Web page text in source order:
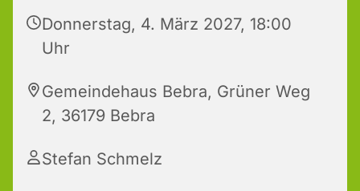
Donnerstag, 4. März 2027, 18:00
Uhr
Gemeindehaus Bebra, Grüner Weg
2, 36179 Bebra
Stefan Schmelz